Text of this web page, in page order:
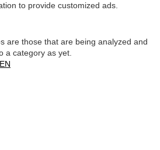
to provide customized ads.
are those that are being analyzed and
a category as yet.